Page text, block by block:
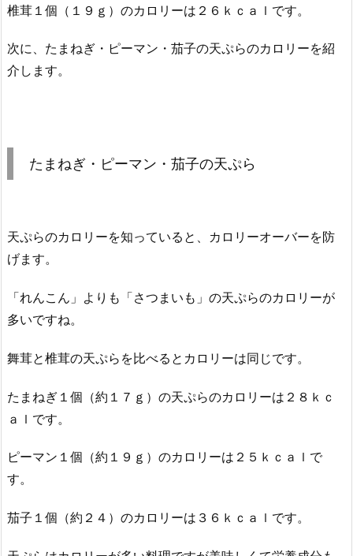
椎茸１個（１９ｇ）のカロリーは２６ｋｃａｌです。
次に、たまねぎ・ピーマン・茄子の天ぷらのカロリーを紹
介します。
たまねぎ・ピーマン・茄子の天ぷら
天ぷらのカロリーを知っていると、カロリーオーバーを防
げます。
「れんこん」よりも「さつまいも」の天ぷらのカロリーが
多いですね。
舞茸と椎茸の天ぷらを比べるとカロリーは同じです。
たまねぎ１個（約１７ｇ）の天ぷらのカロリーは２８ｋｃ
ａｌです。
ピーマン１個（約１９ｇ）のカロリーは２５ｋｃａｌで
す。
茄子１個（約２４）のカロリーは３６ｋｃａｌです。